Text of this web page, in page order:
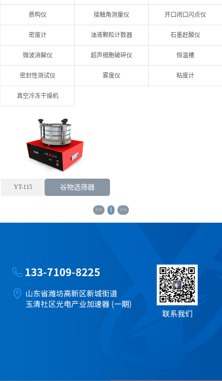
质构仪 接触角测量仪 开口闭口闪点仪
密度计 油液颗粒计数器 石墨赶酸仪
微波消解仪 超声细胞破碎仪 恒温槽
密封性测试仪 雾度仪 粘度计
真空冷冻干燥机
YT-115 谷物选筛器
<< 1 >>